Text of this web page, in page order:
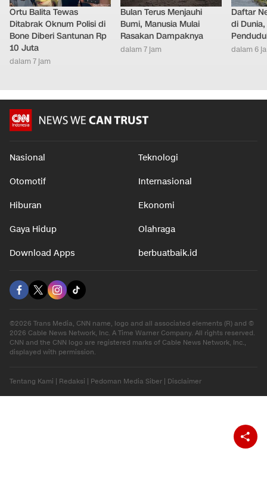
Ortu Balita Tewas
Ditabrak Oknum Polisi di
Bone Diberi Santunan Rp
10 Juta
dalam 7 jam
Bulan Terus Menjauhi
Bumi, Manusia Mulai
Rasakan Dampaknya
dalam 7 jam
Daftar
di
dalam 6
Nasional Teknologi
Otomotif Internasional
Hiburan Ekonomi
Gaya Hidup Olahraga
Download Apps berbuatbaik.id
©2026 Trans Media, CNN name, logo and all associated elements (R) and ©
2026 Cable News Network, Inc. A Time Warner Company. All rights reserved.
CNN and the CNN logo are registered marks of Cable News Network, Inc.,
displayed with permission.
Tentang Kami Redaksi Pedoman Media Siber Disclaimer